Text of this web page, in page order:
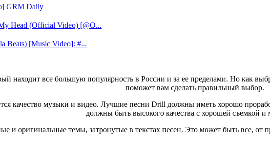
GRM Daily
Head (Official Video) [@O...
Beats) [Music Video]: #...
находит все большую популярность в России и за ее пределами. Но как
поможет вам сделать правильный выбор.
качество музыки и видео. Лучшие песни Drill должны иметь хорошо
должны быть высокого качества с хорошей съемкой и
и оригинальные темы, затронутые в текстах песен. Это может быть все,